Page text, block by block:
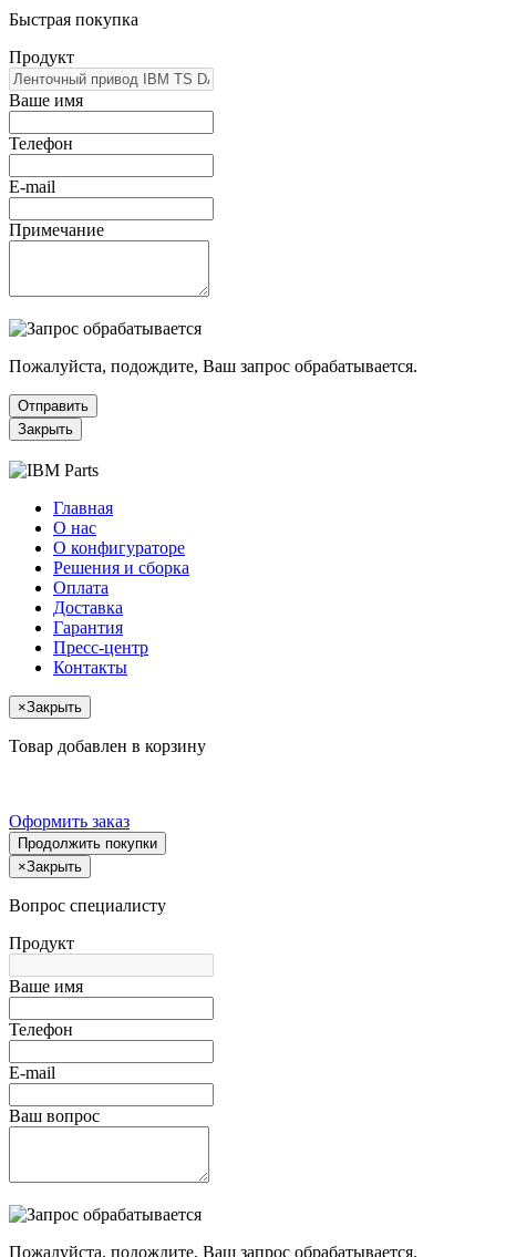
Быстрая покупка
Продукт
Ваше имя
Телефон
E-mail
Примечание
Пожалуйста, подождите, Ваш запрос обрабатывается.
Отправить
Закрыть
Главная
О нас
О конфигураторе
Решения и сборка
Оплата
Доставка
Гарантия
Пресс-центр
Контакты
×Закрыть
Товар добавлен в корзину
Оформить заказ
Продолжить покупки
×Закрыть
Вопрос специалисту
Продукт
Ваше имя
Телефон
E-mail
Ваш вопрос
Пожалуйста, подождите, Ваш запрос обрабатывается.